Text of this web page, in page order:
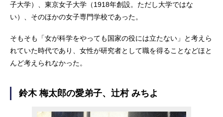
子大学）、東京女子大学（1918年創設。ただし大学ではな
い）、そのほかの女子専門学校であった。
そもそも「女が科学をやっても国家の役には立たない」と考えら
れていた時代であり、女性が研究者として職を得ることなどほと
んど考えられなかった。
鈴木 梅太郎の愛弟子、辻村 みちよ